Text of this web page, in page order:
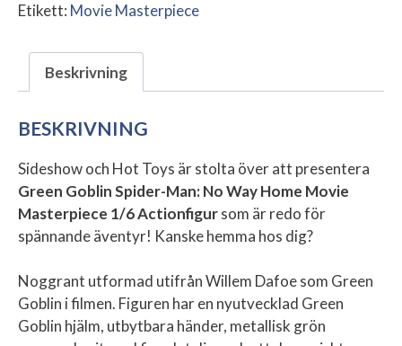
Etikett: Movie Masterpiece
Beskrivning
BESKRIVNING
Sideshow och Hot Toys är stolta över att presentera
Green Goblin Spider-Man: No Way Home Movie
Masterpiece 1/6 Actionfigursom är redo för
spännande äventyr! Kanske hemma hos dig?
Noggrant utformad utifrån Willem Dafoe som Green
Goblin i filmen. Figuren har en nyutvecklad Green
Goblin hjälm, utbytbara händer, metallisk grön